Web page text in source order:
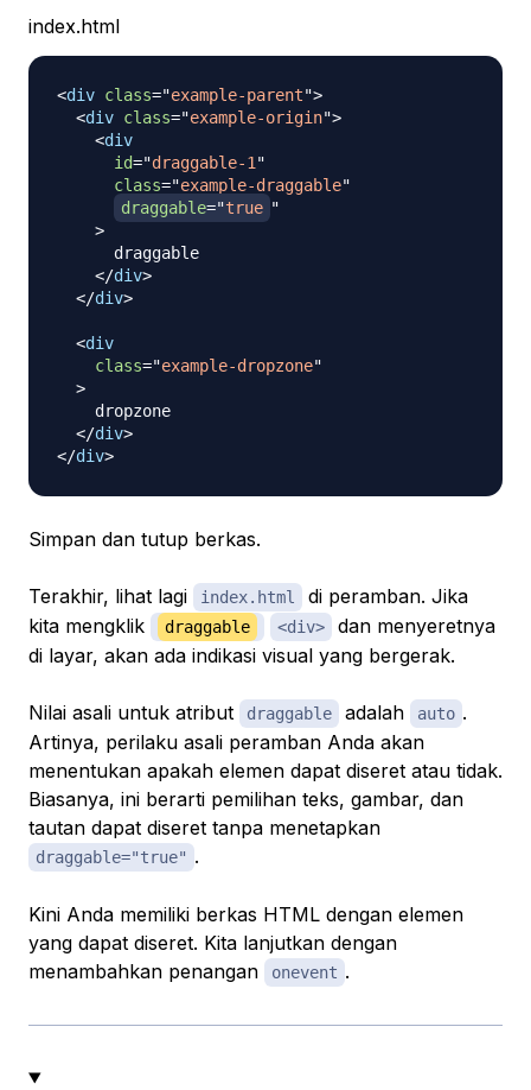
index.html
<div class="example-parent">
<div class="example-origin">
<div
id="draggable-1"
class="example-draggable"
draggable="true "
>
      draggable
</div>
</div>
<div
class="example-dropzone"
>
    dropzone
</div>
</div>
Simpan dan tutup berkas.
Terakhir, lihat lagi index.html
di peramban. Jika
kita mengklik
draggable <div>
dan menyeretnya
di layar, akan ada indikasi visual yang bergerak.
Nilai asali untuk atribut draggable adalah auto .
Artinya, perilaku asali peramban Anda akan
menentukan apakah elemen dapat diseret atau tidak.
Biasanya, ini berarti pemilihan teks, gambar, dan
tautan dapat diseret tanpa menetapkan
draggable="true" .
Kini Anda memiliki berkas HTML dengan elemen
yang dapat diseret. Kita lanjutkan dengan
menambahkan penangan
onevent .